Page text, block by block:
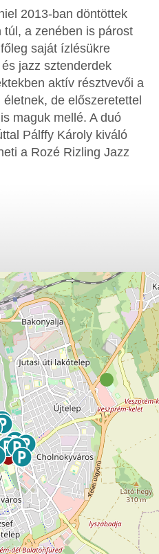
2013-ban döntöttek
túl, a zenében is párost
saját ízlésükre
jazz sztenderdek
aktív résztvevői a
de előszeretettel
maguk mellé. A duó
Pálffy Károly kiváló
a Rozé Rizling Jazz